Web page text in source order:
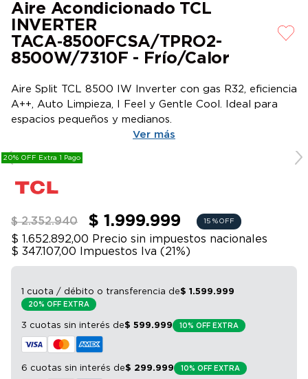
Aire Acondicionado TCL
INVERTER
TACA‑8500FCSA/TPRO2-
8500W/7310F - Frío/Calor
Aire Split TCL 8500 IW Inverter con gas R32, eficiencia
A++, Auto Limpieza, I Feel y Gentle Cool. Ideal para
espacios pequeños y medianos.
Ver más
20% OFF Extra 1 Pago
$ 2.352.940 $ 1.999.999 15 % OFF
$ 1.652.892,00 Precio sin impuestos nacionales
$ 347.107,00
Impuestos Iva (21%)
1 cuota / débito o transferencia de$ 1 .599.999
20% OFF EXTRA
3 cuotas sin interés de$ 599.999 10% OFF EXTRA
6 cuotas sin interés de$ 299.999 10% OFF EXTRA
5.
cocina
6.
colchones
aire acondicionado
8
moto
9.
bicicleta